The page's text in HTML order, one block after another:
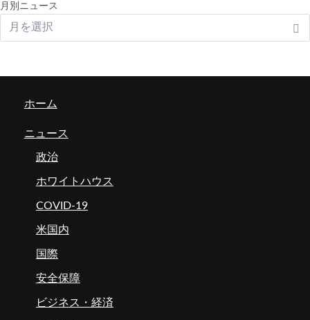
月別ニュース
ホーム
ニュース
政治
ホワイトハウス
COVID-19
米国内
国際
安全保障
ビジネス・経済